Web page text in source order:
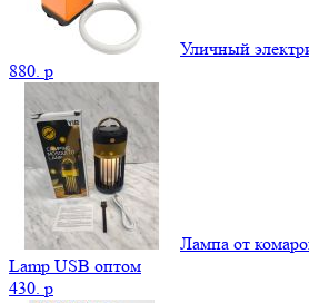
Уличный
880. p
Лампа от
Lamp USB оптом
430. p